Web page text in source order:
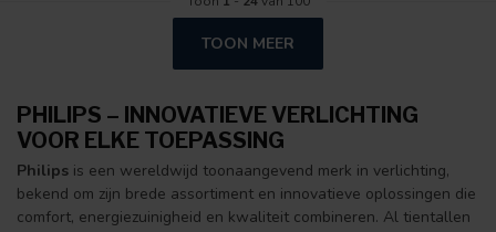
TOON MEER
PHILIPS – INNOVATIEVE VERLICHTING
VOOR ELKE TOEPASSING
Philips is een wereldwijd toonaangevend merk in verlichting,
bekend om zijn brede assortiment en innovatieve oplossingen die
comfort, energiezuinigheid en kwaliteit combineren. Al tientallen